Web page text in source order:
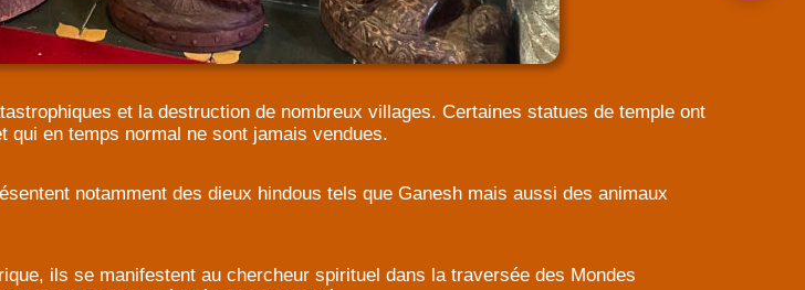
et la destruction de nombreux villages. Certaines statues de temple ont
en temps normal ne sont jamais vendues.
notamment des dieux hindous tels que Ganesh mais aussi des animaux
ils se manifestent au chercheur spirituel dans la traversée des Mondes